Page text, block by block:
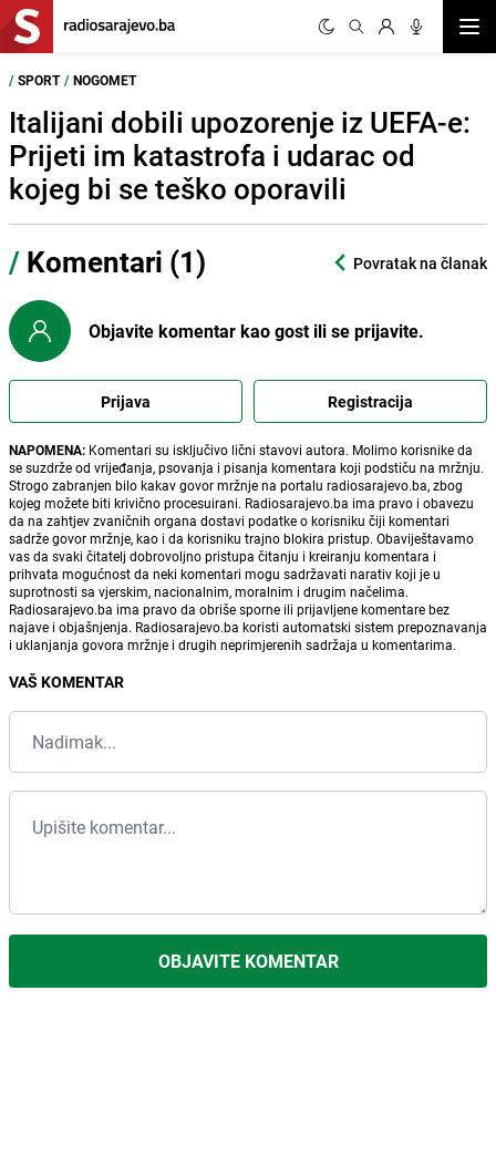
/ SPORT / NOGOMET
Italijani dobili upozorenje iz UEFA-e:
Prijeti im katastrofa i udarac od
kojeg bi se teško oporavili
/ Komentari (1) Povratak na članak
Objavite komentar kao gost ili se prijavite.
Prijava Registracija
NAPOMENA: Komentari su isključivo lični stavovi autora. Molimo korisnike da
se suzdrže od vrijeđanja, psovanja i pisanja komentara koji podstiču na mržnju.
Strogo zabranjen bilo kakav govor mržnje na portalu radiosarajevo.ba, zbog
kojeg možete biti krivično procesuirani. Radiosarajevo.ba ima pravo i obavezu
da na zahtjev zvaničnih organa dostavi podatke o korisniku čiji komentari
sadrže govor mržnje, kao i da korisniku trajno blokira pristup. Obaviještavamo
vas da svaki čitatelj dobrovoljno pristupa čitanju i kreiranju komentara i
prihvata mogućnost da neki komentari mogu sadržavati narativ koji je u
suprotnosti sa vjerskim, nacionalnim, moralnim i drugim načelima.
Radiosarajevo.ba ima pravo da obriše sporne ili prijavljene komentare bez
najave i objašnjenja. Radiosarajevo.ba koristi automatski sistem prepoznavanja
i uklanjanja govora mržnje i drugih neprimjerenih sadržaja u komentarima.
VAŠ KOMENTAR
OBJAVITE KOMENTAR